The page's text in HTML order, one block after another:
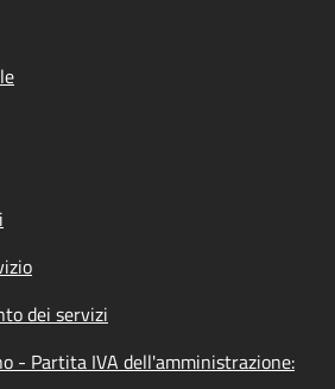
dei servizi
- Partita IVA dell'amministrazione: